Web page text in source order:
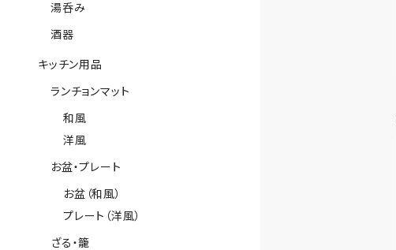
湯呑み
酒器
キッチン用品
ランチョンマット
和風
洋風
お盆・プレート
お盆（和風）
プレート（洋風）
ざる・籠